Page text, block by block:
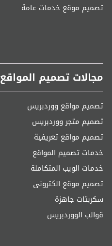
تصميم موقع خدمات عامة
مجالات تصميم المواقع
تصميم مواقع ووردبريس
تصميم متجر ووردبريس
تصميم مواقع تعريفية
خدمات تصميم المواقع
خدمات الويب المتكاملة
تصميم موقع الكترونى
سكربتات جاهزة
قوالب الووردبريس